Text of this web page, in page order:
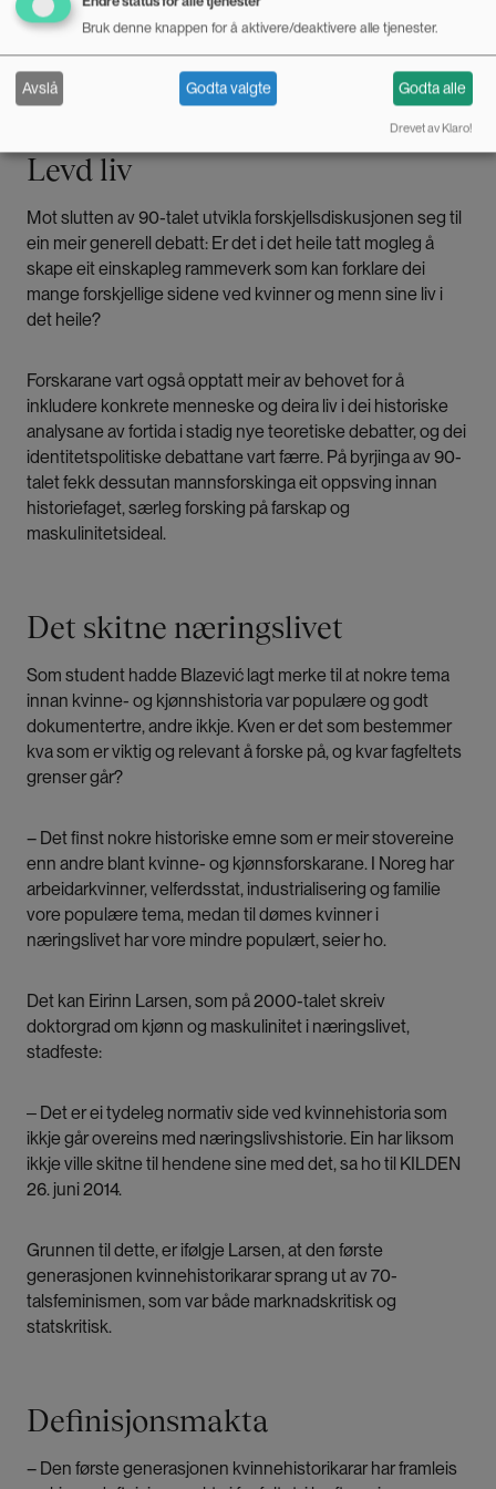
– For somme forskarar er diskursanalyse framleis eit
skjellsord, seier Blazević.
Levd liv
Mot slutten av 90-talet utvikla forskjellsdiskusjonen seg til
ein meir generell debatt: Er det i det heile tatt mogleg å
skape eit einskapleg rammeverk som kan forklare dei
mange forskjellige sidene ved kvinner og menn sine liv i
det heile?
Forskarane vart også opptatt meir av behovet for å
inkludere konkrete menneske og deira liv i dei historiske
analysane av fortida i stadig nye teoretiske debatter, og dei
identitetspolitiske debattane vart færre. På byrjinga av 90-
talet fekk dessutan mannsforskinga eit oppsving innan
historiefaget, særleg forsking på farskap og
maskulinitetsideal.
Det skitne næringslivet
Som student hadde Blazević lagt merke til at nokre tema
innan kvinne- og kjønnshistoria var populære og godt
dokumentertre, andre ikkje. Kven er det som bestemmer
kva som er viktig og relevant å forske på, og kvar fagfeltets
grenser går?
– Det finst nokre historiske emne som er meir stovereine
enn andre blant kvinne- og kjønnsforskarane. I Noreg har
arbeidarkvinner, velferdsstat, industrialisering og familie
vore populære tema, medan til dømes kvinner i
næringslivet har vore mindre populært, seier ho.
Det kan Eirinn Larsen, som på 2000-talet skreiv
doktorgrad om kjønn og maskulinitet i næringslivet,
stadfeste:
‒ Det er ei tydeleg normativ side ved kvinnehistoria som
ikkje går overeins med næringslivshistorie. Ein har liksom
ikkje ville skitne til hendene sine med det, sa ho til KILDEN
26. juni 2014.
Grunnen til dette, er ifølgje Larsen, at den første
generasjonen kvinnehistorikarar sprang ut av 70-
talsfeminismen, som var både marknadskritisk og
statskritisk.
Definisjonsmakta
– Den første generasjonen kvinnehistorikarar har framleis
Bruk denne knappen for å aktivere/deaktivere alle tjenester.
Avslå Godta valgte Godta alle
Drevet av Klaro!